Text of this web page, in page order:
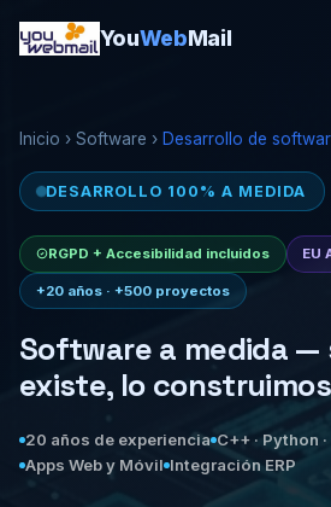
YouWebMail
Inicio › Software › Desarrollo de
DESARROLLO 100% A MEDIDA
RGPD + Accesibilidad incluidos EU
+20 años · +500 proyectos
Software a medida —
existe, lo
20 años de experiencia C++ · Python ·
Apps Web y Móvil Integración ERP